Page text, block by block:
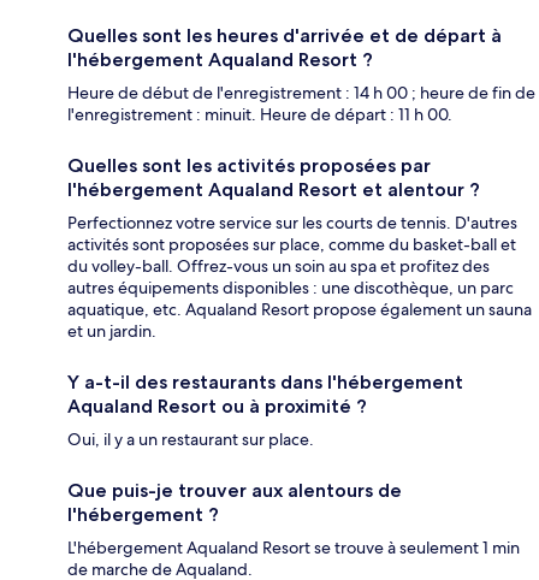
Quelles sont les heures d'arrivée et de départ à
l'hébergement Aqualand Resort ?
Heure de début de l'enregistrement : 14 h 00 ; heure de fin de
l'enregistrement : minuit. Heure de départ : 11 h 00.
Quelles sont les activités proposées par
l'hébergement Aqualand Resort et alentour ?
Perfectionnez votre service sur les courts de tennis. D'autres
activités sont proposées sur place, comme du basket-ball et
du volley-ball. Offrez-vous un soin au spa et profitez des
autres équipements disponibles : une discothèque, un parc
aquatique, etc. Aqualand Resort propose également un sauna
et un jardin.
Y a-t-il des restaurants dans l'hébergement
Aqualand Resort ou à proximité ?
Oui, il y a un restaurant sur place.
Que puis-je trouver aux alentours de
l'hébergement ?
L'hébergement Aqualand Resort se trouve à seulement 1 min
de marche de Aqualand.